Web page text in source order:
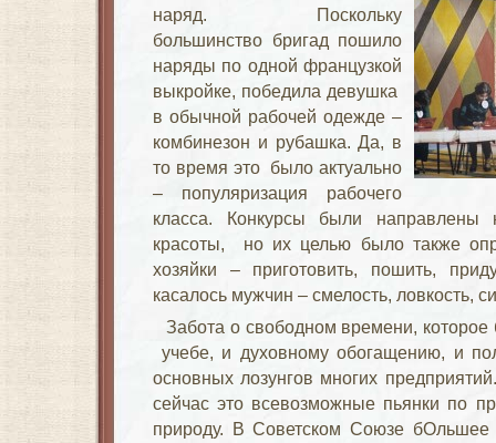
наряд. Поскольку
большинство бригад пошило
наряды по одной французкой
выкройке, победила девушка
в обычной рабочей одежде –
комбинезон и рубашка. Да, в
то время это было актуально
– популяризация рабочего
класса. Конкурсы были направлены
красоты, но их целью было также
хозяйки – приготовить, пошить,
касалось мужчин – смелость, ловкость,
Забота о свободном времени,
учебе, и духовному обогащению, и
основных лозунгов многих
сейчас это всевозможные пьянки по
природу. В Советском Союзе